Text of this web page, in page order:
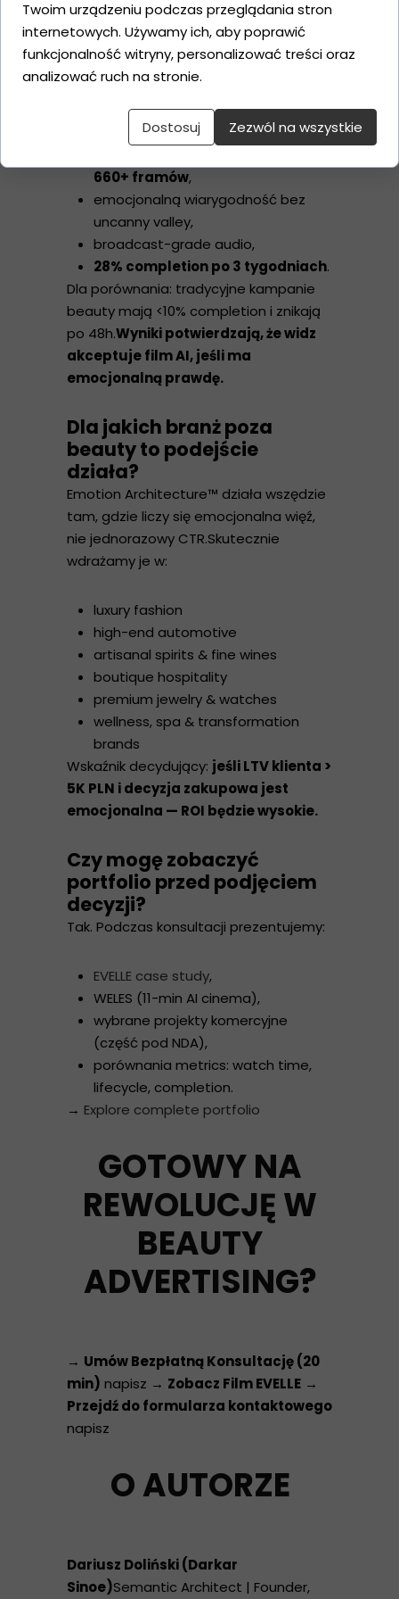
konkurować jakością z
tradycyjnymi
produkcjami?
Tak. Nasz filmWELES (11-min)
w 5 dni i wykazał:
660+ framów,
emocjonalną wiarygodność bez
uncanny valley,
broadcast-grade audio,
28% completion po 3 tygodniach.
Dla porównania: tradycyjne kampanie
beauty mają <10% completion i znikają
po 48h.Wyniki potwierdzają, że widz
akceptuje film AI, jeśli ma
emocjonalną prawdę.
Dla jakich branż poza
beauty to podejście
działa?
Emotion Architecture™ działa wszędzie
tam, gdzie liczy się emocjonalna więź,
nie jednorazowy CTR.Skutecznie
wdrażamy je w:
luxury fashion
high-end automotive
artisanal spirits & fine wines
boutique hospitality
premium jewelry & watches
wellness, spa & transformation
brands
Wskaźnik decydujący: jeśli LTV klienta >
5K PLN i decyzja zakupowa jest
emocjonalna — ROI będzie wysokie.
Czy mogę zobaczyć
portfolio przed podjęciem
decyzji?
Tak. Podczas konsultacji prezentujemy:
EVELLE case study,
WELES (11-min AI cinema),
wybrane projekty komercyjne
(część pod NDA),
porównania metrics: watch time,
lifecycle, completion.
→ Explore complete portfolio
GOTOWY NA
REWOLUCJĘ W
BEAUTY
ADVERTISING?
→ Umów Bezpłatną Konsultację (20
min) napisz → Zobacz Film EVELLE →
Przejdź do formularza kontaktowego
napisz
O AUTORZE
Dariusz Doliński (Darkar
Sinoe)Semantic Architect | Founder,
Twoim urządzeniu podczas przeglądania stron
internetowych. Używamy ich, aby poprawić
funkcjonalność witryny, personalizować treści oraz
analizować ruch na stronie.
Dostosuj Zezwól na wszystkie